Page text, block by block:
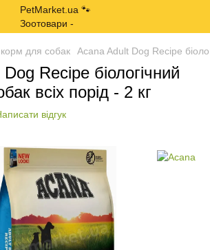
для собак Acana Adult Dog Recipe
Recipe біологічний
всіх порід - 2 кг
відгук